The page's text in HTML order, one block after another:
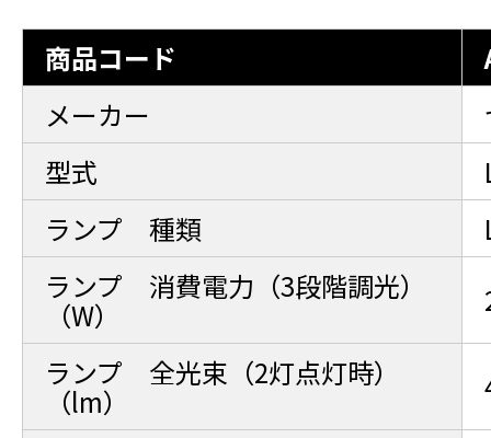
商品コード
メーカー
型式
ランプ 種類
ランプ 消費電力（3段階調光）
（W）
ランプ 全光束（2灯点灯時）
（lm）